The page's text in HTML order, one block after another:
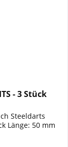
- 3 Stück
Steeldarts
Länge: 50 mm